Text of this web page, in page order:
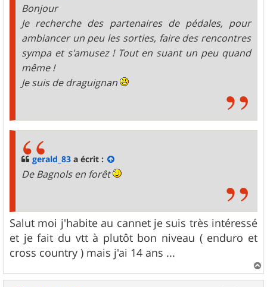
Bonjour
Je recherche des partenaires de pédales, pour
ambiancer un peu les sorties, faire des rencontres
sympa et s'amusez ! Tout en suant un peu quand
même !
Je suis de draguignan
gerald_83 a écrit :
De Bagnols en forêt
Salut moi j'habite au cannet je suis très intéressé
et je fait du vtt à plutôt bon niveau ( enduro et
cross country ) mais j'ai 14 ans ...
a